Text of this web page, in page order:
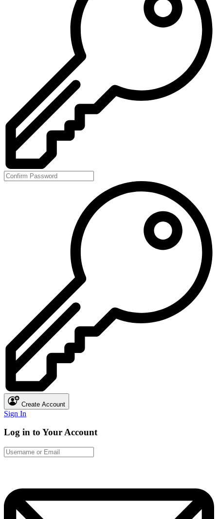
Create Account
Sign In
Log in to Your Account